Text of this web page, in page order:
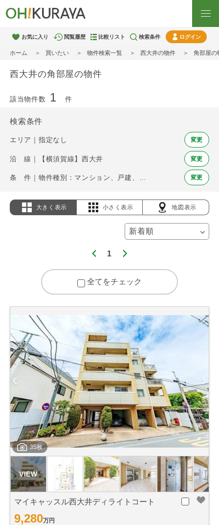
お気に入り 閲覧履歴 比較リスト 検索条件 ログイン
ホーム 買いたい 物件検索一覧 西大井の物件 角部屋の
西大井の角部屋の物件
該当物件数 1 件
検索条件
エリア｜指定なし 変更
沿 線｜【横須賀線】西大井 変更
変更
大きく表示 小さく表示 地図表示
1
全てをチェック
35枚
マイキャッスル西大井ディライトコート
9,280万円